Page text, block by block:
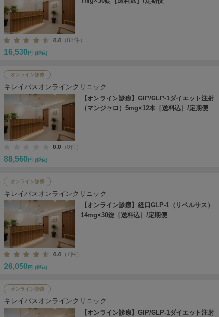
4.4 （88件）
16,530 円 (税込)
オンライン診療
キレイパスオンラインクリニック
【オンライン診療】GIP/GLP-1ダイエット注射
（マンジャロ）5mg×12本［送料込］/定期便
0.0 （0件）
88,560 円 (税込)
オンライン診療
キレイパスオンラインクリニック
【オンライン診療】経口GLP-1（リベルサス）
14mg×30錠［送料込］/定期便
4.4 （7件）
26,050 円 (税込)
オンライン診療
キレイパスオンラインクリニック
【オンライン診療】GIP/GLP-1ダイエット注射